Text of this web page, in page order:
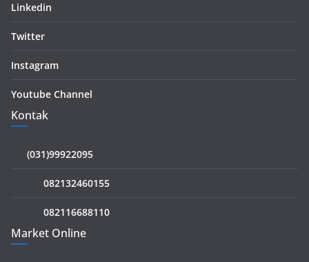
Linkedin
Twitter
Instagram
Youtube Channel
Kontak
(031)99922095
082132460155
082116688110
Market Online